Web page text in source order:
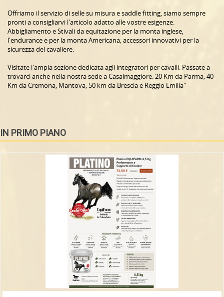
Offriamo il servizio di selle su misura e saddle fitting, siamo sempre
pronti a consigliarvi l'articolo adatto alle vostre esigenze.
Abbigliamento e Stivali da equitazione per la monta inglese,
l'endurance e per la monta Americana; accessori innovativi per la
sicurezza del cavaliere.
Visitate l'ampia sezione dedicata agli integratori per cavalli. Passate a
trovarci anche nella nostra sede a Casalmaggiore: 20 Km da Parma; 40
Km da Cremona, Mantova; 50 km da Brescia e Reggio Emilia"
IN PRIMO PIANO